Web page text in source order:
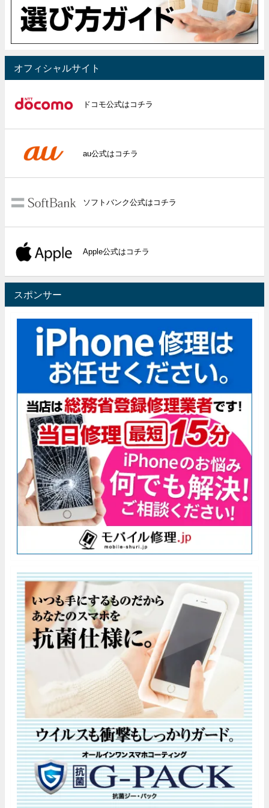
オフィシャルサイト
ドコモ公式はコチラ
au公式はコチラ
ソフトバンク公式はコチラ
Apple公式はコチラ
スポンサー